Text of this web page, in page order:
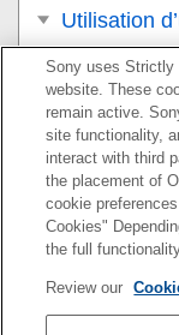
Utilisation
Liste des
Si vous
Pour plus
Sony uses Strictly
website. These
remain active.
site functionality,
interact with third
the placement of
cookie
Cookies"
the full
Review our